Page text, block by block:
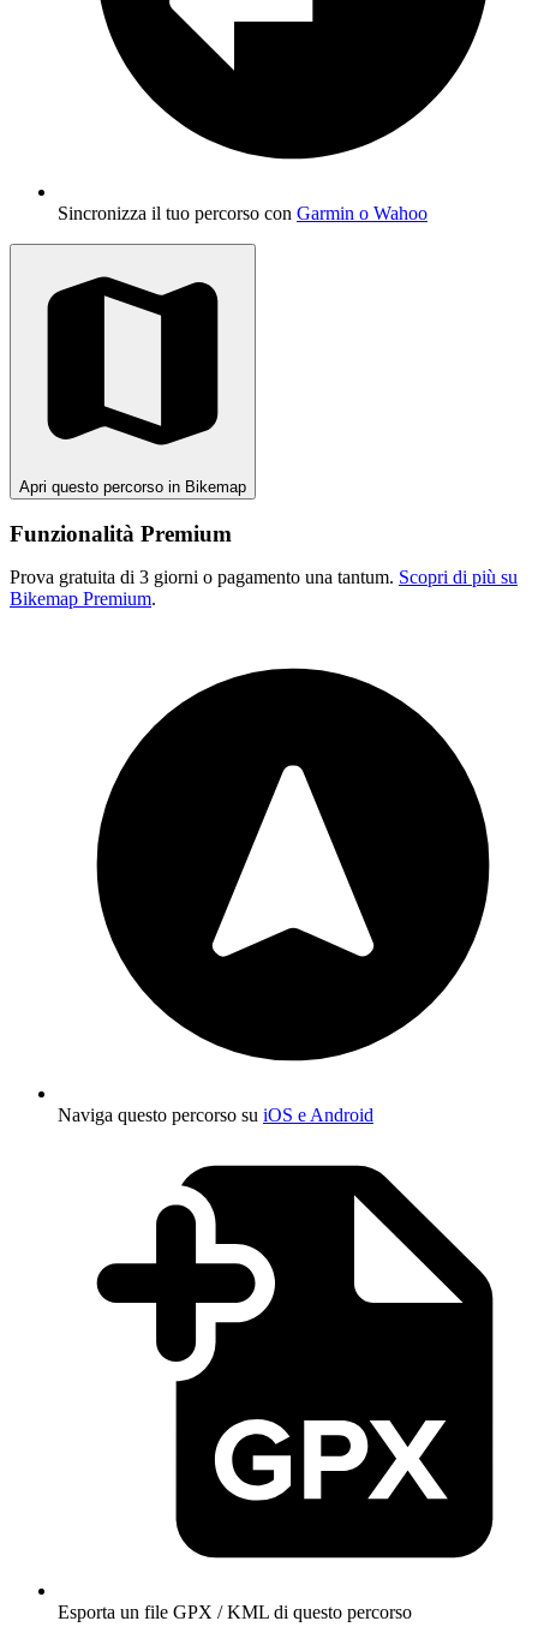
Sincronizza il tuo percorso con Garmin o Wahoo
Apri questo percorso in Bikemap
Funzionalità Premium
Prova gratuita di 3 giorni o pagamento una tantum. Scopri di più su
Bikemap Premium.
Naviga questo percorso su iOS e Android
Esporta un file GPX / KML di questo percorso